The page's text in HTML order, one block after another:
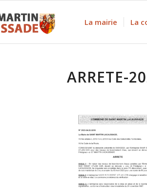
La mairie La
ARRETE-